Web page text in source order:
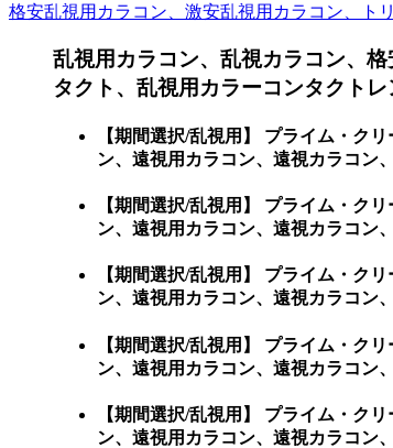
格安乱視用カラコン、激安乱視用カラコン、ト
乱視用カラコン、乱視カラコン、
タクト、乱視用カラーコンタクト
【期間選択/乱視用】 プライム・ク
ン、遠視用カラコン、遠視カラコン
【期間選択/乱視用】 プライム・ク
ン、遠視用カラコン、遠視カラコン
【期間選択/乱視用】 プライム・ク
ン、遠視用カラコン、遠視カラコン
【期間選択/乱視用】 プライム・ク
ン、遠視用カラコン、遠視カラコン
【期間選択/乱視用】 プライム・ク
ン、遠視用カラコン、遠視カラコン